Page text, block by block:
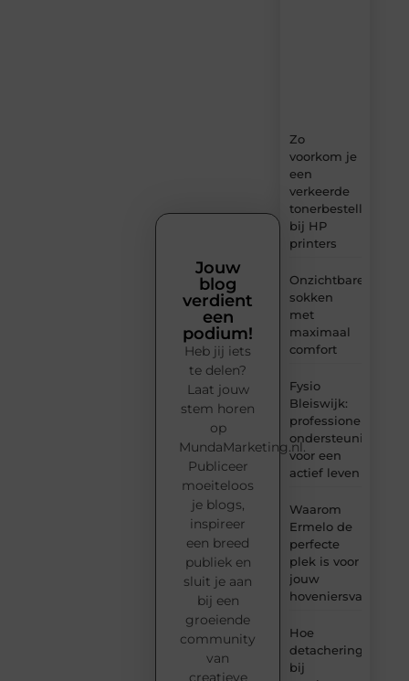
Zo
voorkom je
een
verkeerde
tonerbestelling
bij HP
printers
Onzichtbare
sokken
met
maximaal
comfort
Fysio
Bleiswijk:
professionele
ondersteuning
voor een
actief leven
Waarom
Ermelo de
perfecte
plek is voor
jouw
Hoe
detachering
bij
Jouw
blog
verdient
een
podium!
Heb jij iets
te delen?
Laat jouw
stem horen
op
MundaMarketing.nl.
Publiceer
moeiteloos
je blogs,
inspireer
een breed
publiek en
sluit je aan
bij een
groeiende
community
van
creatieve